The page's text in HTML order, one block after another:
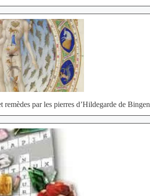
remèdes par les pierres d’Hildegarde de Bingen